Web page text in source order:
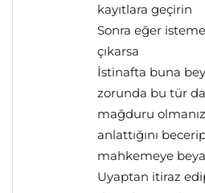
kayıtlara geçirin
Sonra eğer
çıkarsa
İstinafta buna
zorunda bu tür
mağduru
anlattığını
mahkemeye
Uyaptan itiraz